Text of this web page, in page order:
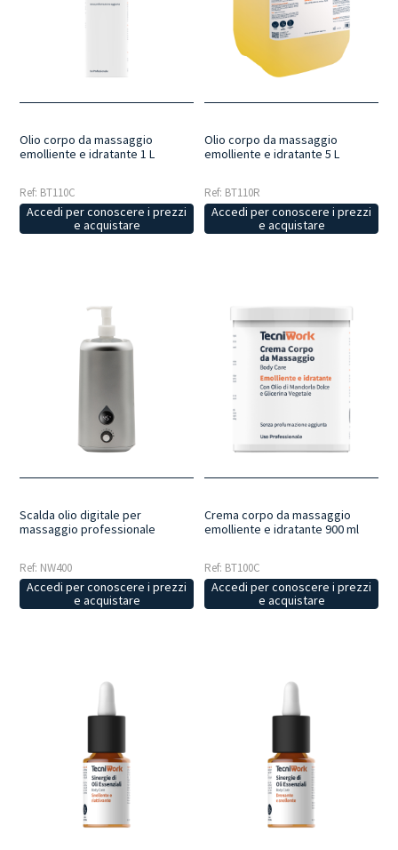
Olio corpo da massaggio
emolliente e idratante 1 L
Ref: BT110C
Accedi per conoscere i prezzi
e acquistare
Olio corpo da massaggio
emolliente e idratante 5 L
Ref: BT110R
Accedi per conoscere i prezzi
e acquistare
Scalda olio digitale per
massaggio professionale
Ref: NW400
Accedi per conoscere i prezzi
e acquistare
Crema corpo da massaggio
emolliente e idratante 900 ml
Ref: BT100C
Accedi per conoscere i prezzi
e acquistare